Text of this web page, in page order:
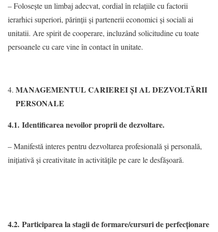
– Folosește un limbaj adecvat, cordial în relaţiile cu factorii
ierarhici superiori, părinţii și partenerii economici și sociali ai
unitatii. Are spirit de cooperare, incluzând solicitudine cu toate
persoanele cu care vine în contact în unitate.
MANAGEMENTUL CARIEREI ȘI AL DEZVOLTĂRII
PERSONALE
4.1. Identificarea nevoilor proprii de dezvoltare.
– Manifestă interes pentru dezvoltarea profesională şi personală,
iniţiativă și creativitate în activităţile pe care le desfăşoară.
4.2. Participarea la stagii de formare/cursuri de perfecţionare